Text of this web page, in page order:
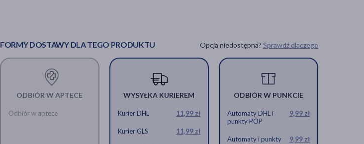
FORMY DOSTAWY DLA TEGO PRODUKTU Opcja niedostępna? Sprawdź dlaczego
ODBIÓR W APTECE
Odbiór w aptece
WYSYŁKA KURIEREM
Kurier DHL 11,99 zł
Kurier GLS 11,99 zł
ODBIÓR W PUNKCIE
Automaty DHL i
punkty POP
9,99 zł
Automaty i punkty
9,99 zł